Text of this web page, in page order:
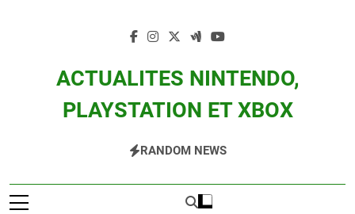
ACTUALITES NINTENDO,
PLAYSTATION ET XBOX
Zelda, Splatoon, Pokemon Entre Autres
RANDOM NEWS